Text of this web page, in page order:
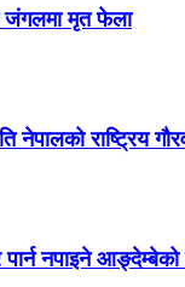
जंगलमा मृत फेला
नेपालको राष्ट्रिय
नपाइने आङ्देम्बेको